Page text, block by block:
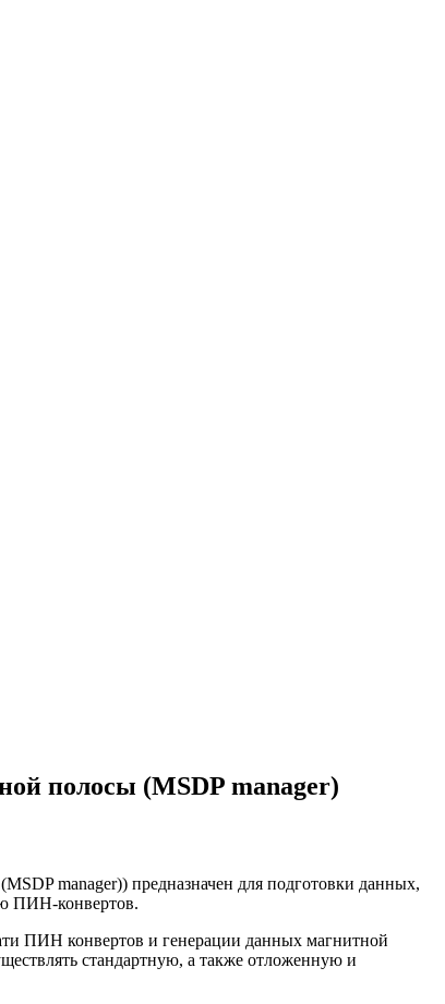
полосы (MSDP manager)
manager)) предназначен для подготовки данных,
ПИН-конвертов.
ПИН конвертов и генерации данных магнитной
стандартную, а также отложенную и